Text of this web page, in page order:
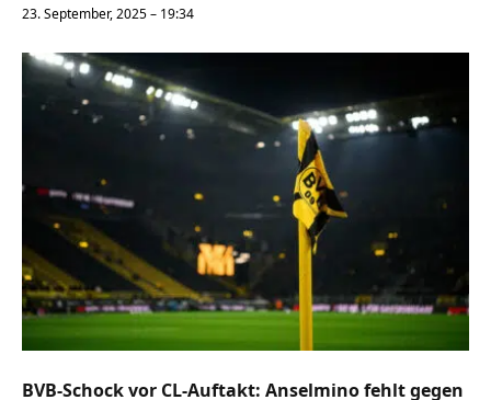
23. September, 2025 – 19:34
BVB-Schock vor CL-Auftakt: Anselmino fehlt gegen